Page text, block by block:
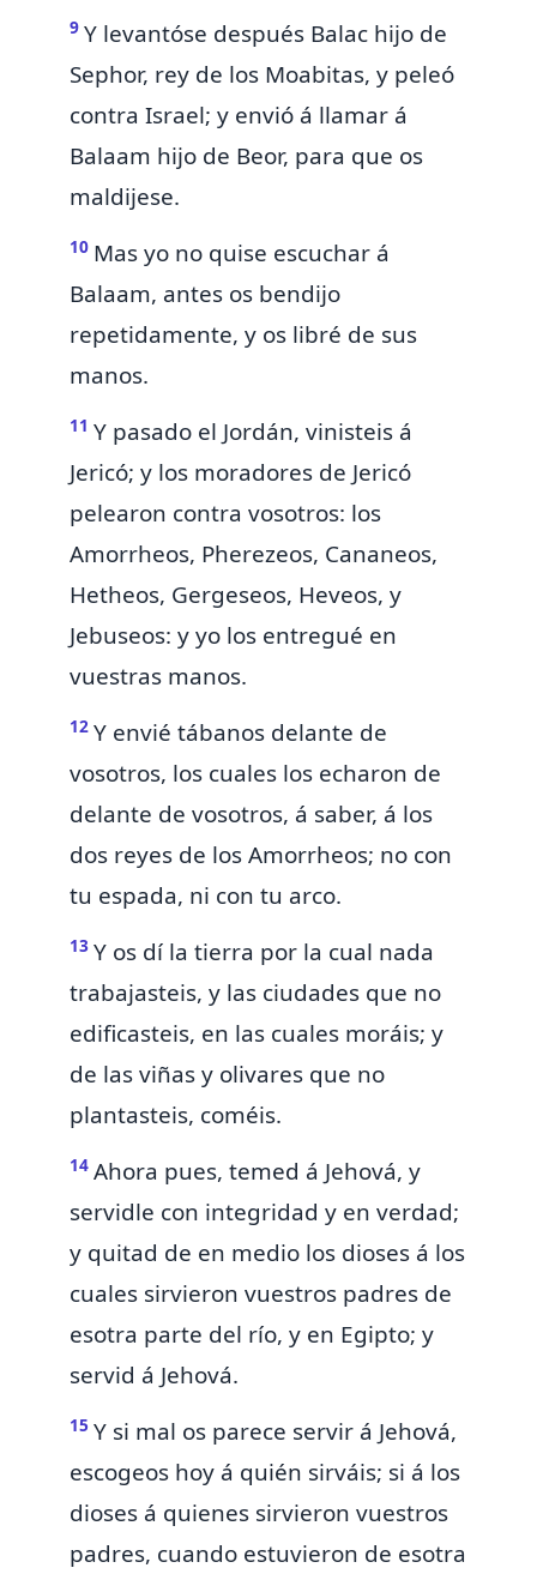
9 Y levantóse después Balac hijo de
Sephor, rey de los Moabitas, y peleó
contra Israel; y envió á llamar á
Balaam hijo de Beor, para que os
maldijese.
10 Mas yo no quise escuchar á
Balaam, antes os bendijo
repetidamente, y os libré de sus
manos.
11 Y pasado el Jordán, vinisteis á
Jericó; y los moradores de Jericó
pelearon contra vosotros: los
Amorrheos, Pherezeos, Cananeos,
Hetheos, Gergeseos, Heveos, y
Jebuseos: y yo los entregué en
vuestras manos.
12 Y envié tábanos delante de
vosotros, los cuales los echaron de
delante de vosotros, á saber, á los
dos reyes de los Amorrheos; no con
tu espada, ni con tu arco.
13 Y os dí la tierra por la cual nada
trabajasteis, y las ciudades que no
edificasteis, en las cuales moráis; y
de las viñas y olivares que no
plantasteis, coméis.
14 Ahora pues, temed á Jehová, y
servidle con integridad y en verdad;
y quitad de en medio los dioses á los
cuales sirvieron vuestros padres de
esotra parte del río, y en Egipto; y
servid á Jehová.
15 Y si mal os parece servir á Jehová,
escogeos hoy á quién sirváis; si á los
dioses á quienes sirvieron vuestros
padres, cuando estuvieron de esotra